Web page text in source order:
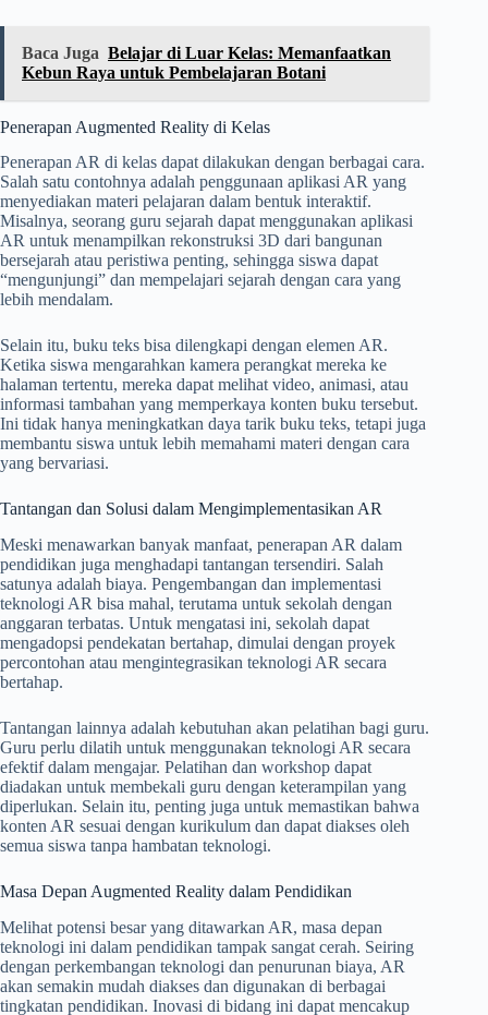
Baca Juga Belajar di Luar Kelas: Memanfaatkan
Kebun Raya untuk Pembelajaran Botani
Penerapan Augmented Reality di Kelas
Penerapan AR di kelas dapat dilakukan dengan berbagai cara.
Salah satu contohnya adalah penggunaan aplikasi AR yang
menyediakan materi pelajaran dalam bentuk interaktif.
Misalnya, seorang guru sejarah dapat menggunakan aplikasi
AR untuk menampilkan rekonstruksi 3D dari bangunan
bersejarah atau peristiwa penting, sehingga siswa dapat
“mengunjungi” dan mempelajari sejarah dengan cara yang
lebih mendalam.
Selain itu, buku teks bisa dilengkapi dengan elemen AR.
Ketika siswa mengarahkan kamera perangkat mereka ke
halaman tertentu, mereka dapat melihat video, animasi, atau
informasi tambahan yang memperkaya konten buku tersebut.
Ini tidak hanya meningkatkan daya tarik buku teks, tetapi juga
membantu siswa untuk lebih memahami materi dengan cara
yang bervariasi.
Tantangan dan Solusi dalam Mengimplementasikan AR
Meski menawarkan banyak manfaat, penerapan AR dalam
pendidikan juga menghadapi tantangan tersendiri. Salah
satunya adalah biaya. Pengembangan dan implementasi
teknologi AR bisa mahal, terutama untuk sekolah dengan
anggaran terbatas. Untuk mengatasi ini, sekolah dapat
mengadopsi pendekatan bertahap, dimulai dengan proyek
percontohan atau mengintegrasikan teknologi AR secara
bertahap.
Tantangan lainnya adalah kebutuhan akan pelatihan bagi guru.
Guru perlu dilatih untuk menggunakan teknologi AR secara
efektif dalam mengajar. Pelatihan dan workshop dapat
diadakan untuk membekali guru dengan keterampilan yang
diperlukan. Selain itu, penting juga untuk memastikan bahwa
konten AR sesuai dengan kurikulum dan dapat diakses oleh
semua siswa tanpa hambatan teknologi.
Masa Depan Augmented Reality dalam Pendidikan
Melihat potensi besar yang ditawarkan AR, masa depan
teknologi ini dalam pendidikan tampak sangat cerah. Seiring
dengan perkembangan teknologi dan penurunan biaya, AR
akan semakin mudah diakses dan digunakan di berbagai
tingkatan pendidikan. Inovasi di bidang ini dapat mencakup